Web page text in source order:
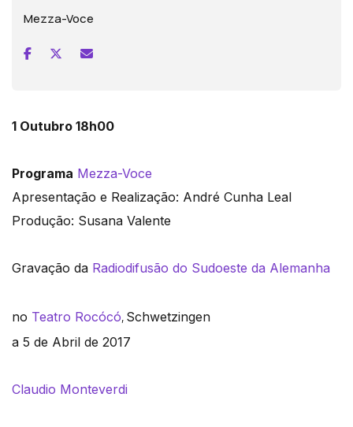
Mezza-Voce
1 Outubro 18h00
Programa Mezza-Voce
Apresentação e Realização: André Cunha Leal
Produção: Susana Valente
Gravação da Radiodifusão do Sudoeste da Alemanha
no Teatro Rocócó, Schwetzingen
a 5 de Abril de 2017
Claudio Monteverdi